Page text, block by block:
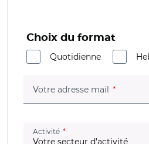
Choix du format
Quotidienne
Votre adresse mail (champ
Activité (champ obligatoire)